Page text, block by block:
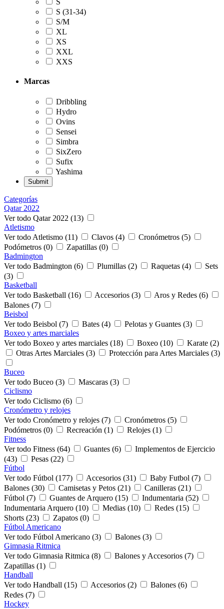
S (31-34)
S/M
XL
XS
XXL
XXS
Marcas
Dribbling
Hydro
Ovins
Sensei
Simbra
SixZero
Sufix
Yashima
Categorías
Qatar 2022
Ver todo Qatar 2022 (13)
Atletismo
Ver todo Atletismo (11)
Clavos (4)
Cronómetros (5)
Podómetros (0)
Zapatillas (0)
Badmington
Ver todo Badmington (6)
Plumillas (2) Raquetas (4)
Sets
(3)
Basketball
Ver todo Basketball (16)
Accesorios (3)
Aros y Redes (6)
Balones (7)
Beisbol
Ver todo Beisbol (7)
Bates (4)
Pelotas y Guantes (3)
Boxeo y artes marciales
Ver todo Boxeo y artes marciales (18)
Boxeo (10)
Karate (2)
Otras Artes Marciales (3)
Protección para Artes Marciales (3)
Buceo
Ver todo Buceo (3)
Mascaras (3)
Ciclismo
Ver todo Ciclismo (6)
Cronómetro y relojes
Ver todo Cronómetro y relojes (7)
Cronómetros (5)
Podómetros (0)
Recreación (1)
Relojes (1)
Fitness
Ver todo Fitness (64)
Guantes (6)
Implementos de Ejercicio
(43)
Pesas (22)
Fútbol
Ver todo Fútbol (177)
Accesorios (31)
Baby Futbol (7)
Balones (30)
Camisetas y Petos (21)
Canilleras (21)
Fútbol (7)
Guantes de Arquero (15)
Indumentaria (52)
Indumentaria Arquero (10)
Medias (10)
Redes (15)
Shorts (23)
Zapatos (0)
Fútbol Americano
Ver todo Fútbol Americano (3)
Balones (3)
Gimnasia Ritmica
Ver todo Gimnasia Ritmica (8)
Balones y Accesorios (7)
Zapatillas (1)
Handball
Ver todo Handball (15)
Accesorios (2)
Balones (6)
Redes (7)
Hockey